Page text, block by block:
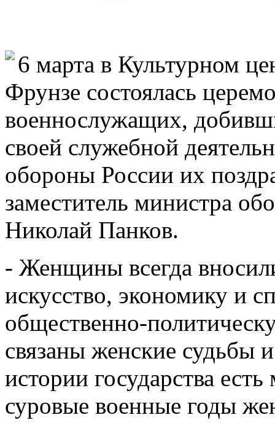
6 марта в Культурном
Фрунзе состоялась
военнослужащих,
своей служебной
обороны России их
заместитель министра
Николай Панков.
- Женщины всегда
искусство, экономику и
общественно-
связаны женские судьбы
истории государства
суровые военные годы